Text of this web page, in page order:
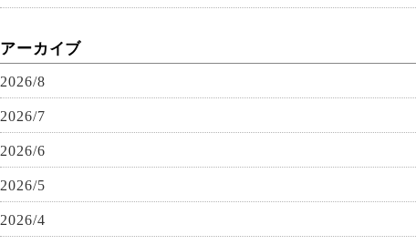
アーカイブ
2026/8
2026/7
2026/6
2026/5
2026/4